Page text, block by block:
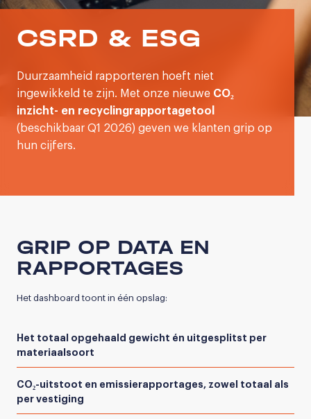
CSRD & ESG
Duurzaamheid rapporteren hoeft niet
ingewikkeld te zijn. Met onze nieuwe CO₂
inzicht- en recyclingrapportagetool
(beschikbaar Q1 2026) geven we klanten grip op
hun cijfers.
GRIP OP DATA EN
RAPPORTAGES
Het dashboard toont in één opslag:
Het totaal opgehaald gewicht én uitgesplitst per
materiaalsoort
CO₂-uitstoot en emissierapportages, zowel totaal als
per vestiging